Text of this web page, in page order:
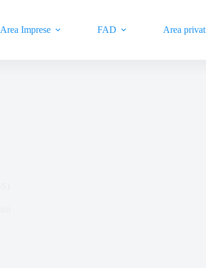
Area Imprese FAD Area